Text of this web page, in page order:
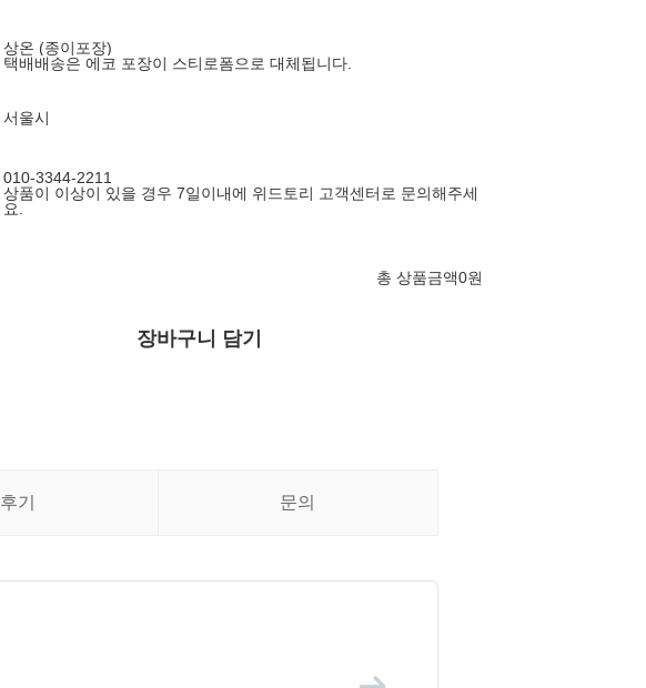
상온 (종이포장)
택배배송은 에코 포장이 스티로폼으로 대체됩니다.
서울시
010-3344-2211
상품이 이상이 있을 경우 7일이내에 위드토리 고객센터로 문의해주세
요.
총 상품금액0원
장바구니 담기
후기 문의